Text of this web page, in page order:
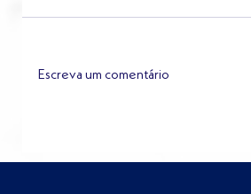
Escreva um comentário